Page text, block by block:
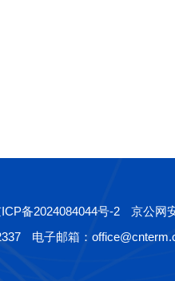
备2024084044号-2
京公网
电子邮箱：